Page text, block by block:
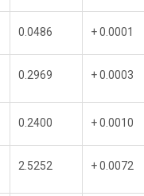
0.0486 + 0.0001
0.2969 + 0.0003
0.2400 + 0.0010
2.5252 + 0.0072